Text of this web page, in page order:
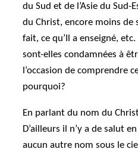
du Sud et de l’Asie du
du Christ, encore moins de
fait, ce qu’Il a enseigné,
sont-elles condamnées à
l’occasion de comprendre
pourquoi?
En parlant du nom du
D’ailleurs il n’y a de salut
aucun autre nom sous le